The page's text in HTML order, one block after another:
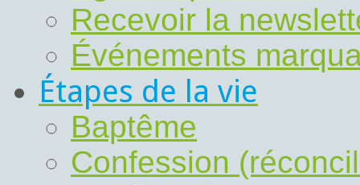
Recevoir la
Événements
Étapes de la vie
Baptême
Confession